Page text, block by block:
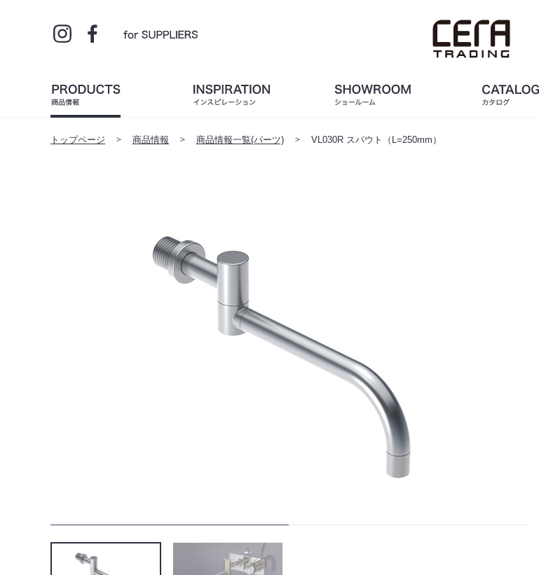
トップページ 商品情報 商品情報一覧(パーツ) VL030R スパウト（L=250mm）